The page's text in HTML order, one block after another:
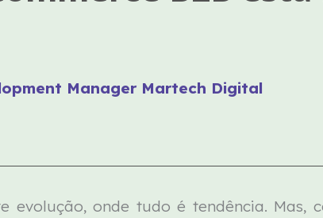
Manager Martech Digital
evolução, onde tudo é tendência. Mas,